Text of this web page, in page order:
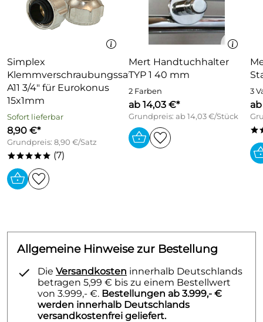
Simplex
Klemmverschraubungssatz
A11 3/4" für Eurokonus
15x1mm
Sofort lieferbar
8,90 €*
Grundpreis: 8,90 €/Satz
***** (7)
Mert Handtuchhalter
TYP 1 40 mm
2 Farben
ab 14,03 €*
Grundpreis: ab 14,03 €/Stück
3
Allgemeine Hinweise zur Bestellung
Die Versandkosten innerhalb Deutschlands
betragen 5,99 € bis zu einem Bestellwert
von 3.999,- €. Bestellungen ab 3.999,- €
werden innerhalb Deutschlands
versandkostenfrei geliefert.